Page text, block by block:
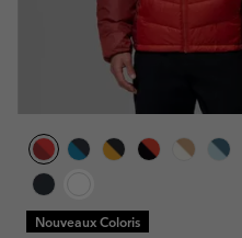
Nouveaux Coloris